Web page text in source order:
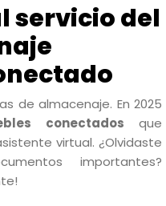
servicio del
de almacenaje. En 2025
conectados que
virtual. ¿Olvidaste
importantes?